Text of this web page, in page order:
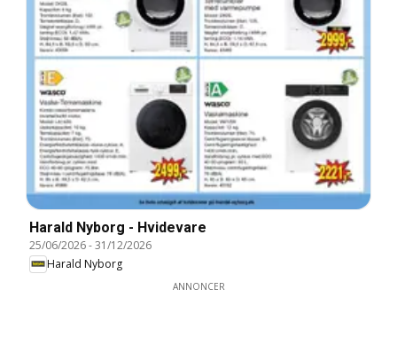
Harald Nyborg - Hvidevare
25/06/2026-31/12/2026
Harald Nyborg
ANNONCER